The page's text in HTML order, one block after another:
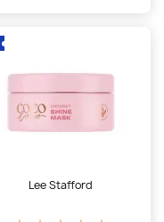
Lee Stafford